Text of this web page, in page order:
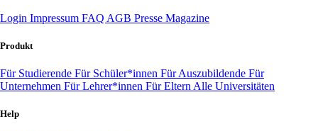
Login Impressum FAQ AGB Presse Magazine
Produkt
Für Studierende Für Schüler*innen Für Auszubildende Für
Unternehmen Für Lehrer*innen Für Eltern Alle Universitäten
Help